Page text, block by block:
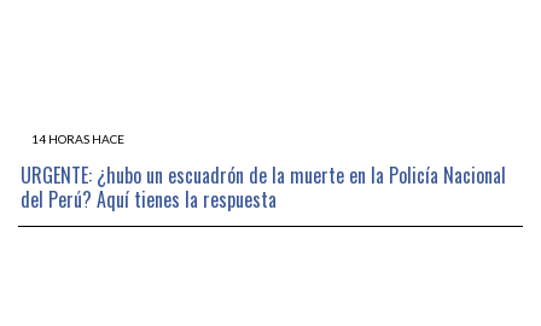
14 HORAS HACE
URGENTE: ¿hubo un escuadrón de la muerte en la Policía Nacional
del Perú? Aquí tienes la respuesta